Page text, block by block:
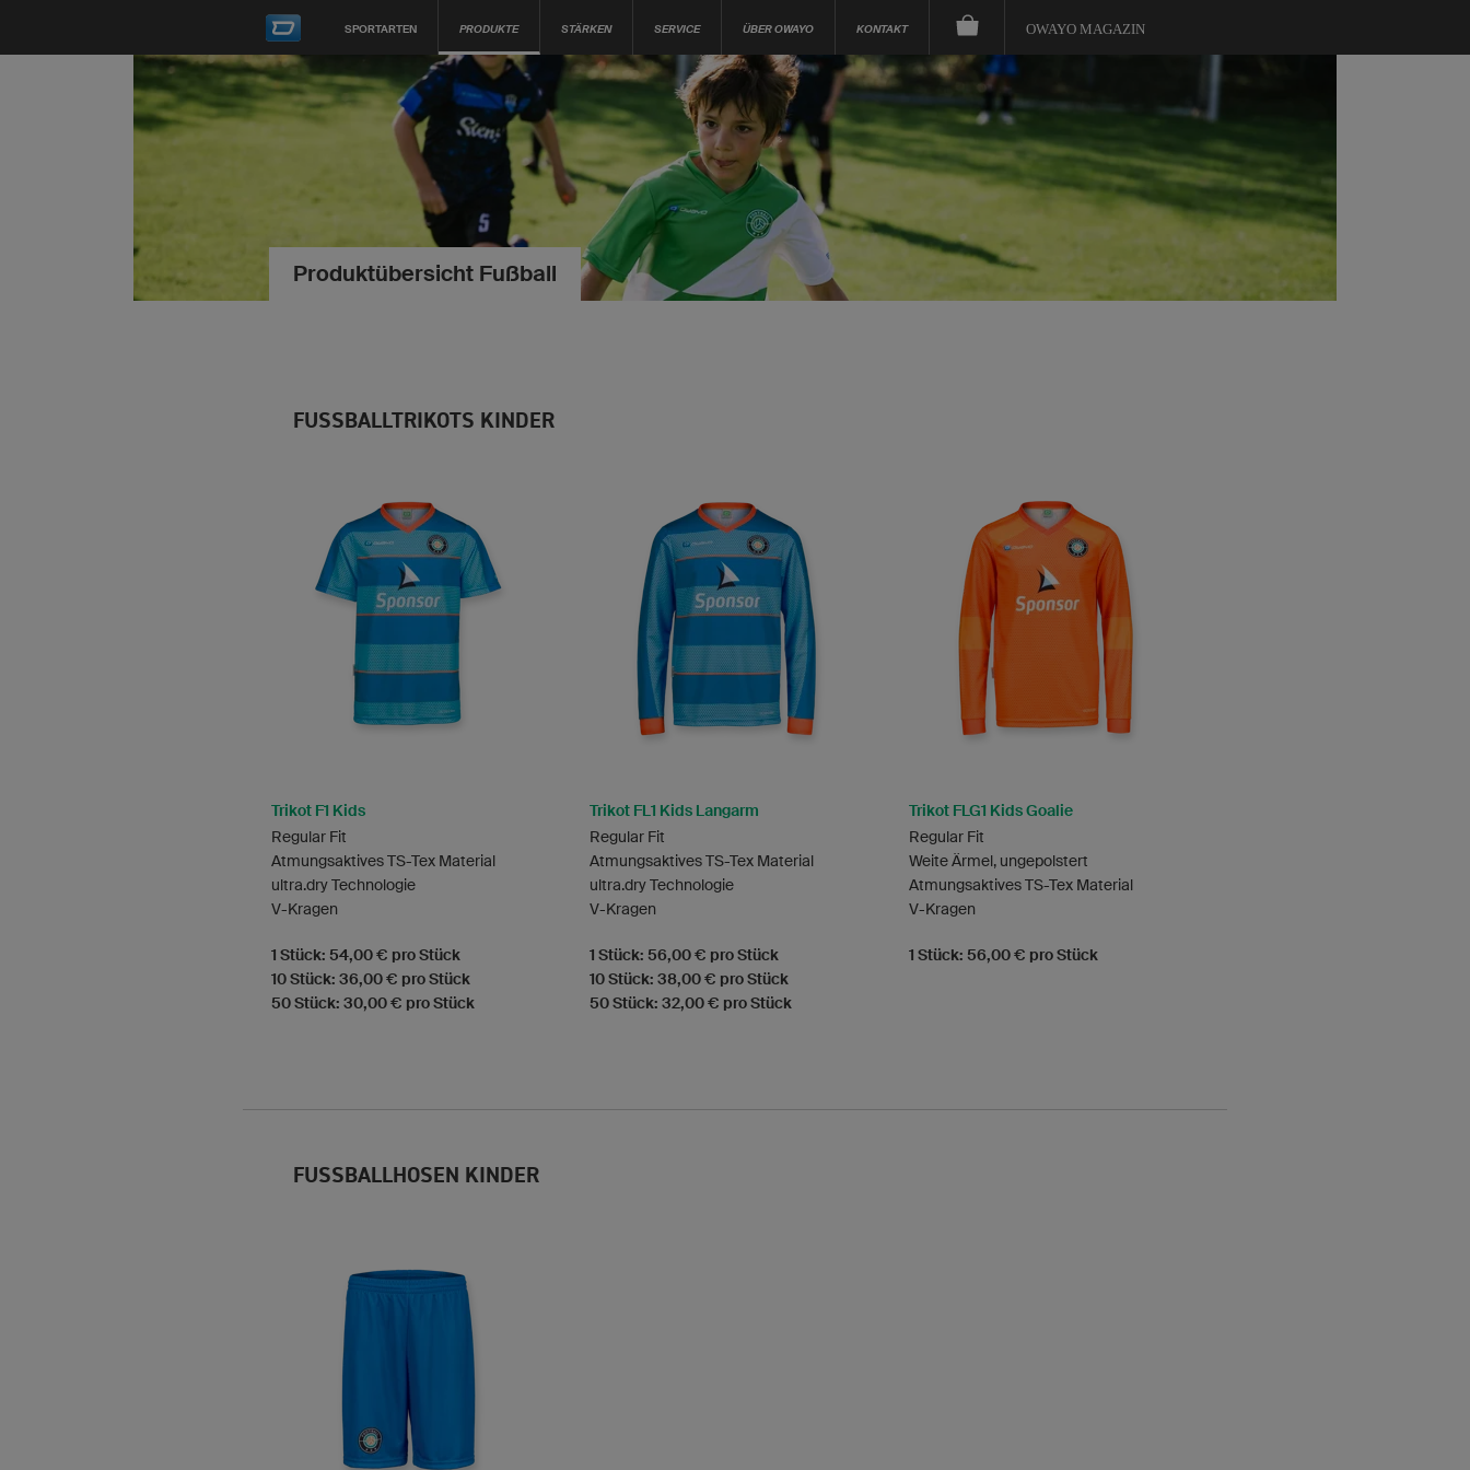
SPORTARTEN PRODUKTE STÄRKEN SERVICE ÜBER OWAYO KONTAKT OWAYO MAGAZIN
Produktübersicht Fußball
FUSSBALLTRIKOTS KINDER
Trikot F1 Kids
Regular Fit
Atmungsaktives TS-Tex Material
ultra.dry Technologie
V-Kragen
1 Stück: 54,00 € pro Stück
10 Stück: 36,00 € pro Stück
50 Stück: 30,00 € pro Stück
Trikot FL1 Kids Langarm
Regular Fit
Atmungsaktives TS-Tex Material
ultra.dry Technologie
V-Kragen
1 Stück: 56,00 € pro Stück
10 Stück: 38,00 € pro Stück
50 Stück: 32,00 € pro Stück
Trikot FLG1 Kids Goalie
Regular Fit
Weite Ärmel, ungepolstert
Atmungsaktives TS-Tex Material
V-Kragen
1 Stück: 56,00 € pro Stück
FUSSBALLHOSEN KINDER